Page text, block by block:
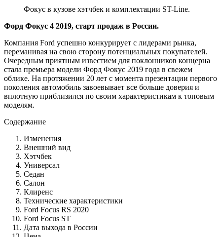
Фокус в кузове хэтчбек и комплектации ST-Line.
Форд Фокус 4 2019, старт продаж в России.
Компания Ford успешно конкурирует с лидерами рынка,
переманивая на свою сторону потенциальных покупателей.
Очередным приятным известием для поклонников концерна
стала премьера модели Форд Фокус 2019 года в свежем
облике. На протяжении 20 лет с момента презентации первого
поколения автомобиль завоевывает все больше доверия и
вплотную приблизился по своим характеристикам к топовым
моделям.
Содержание
Изменения
Внешний вид
Хэтчбек
Универсал
Седан
Салон
Клиренс
Технические характеристики
Ford Focus RS 2020
Ford Focus ST
Дата выхода в России